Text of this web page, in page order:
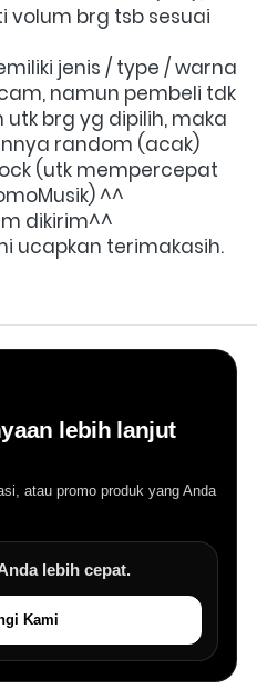
volum brg tsb sesuai
jenis / type / warna
namun pembeli tdk
brg yg dipilih, maka
random (acak)
(utk mempercepat
^^
dikirim^^
ucapkan terimakasih.
lebih lanjut
atau promo produk yang Anda
lebih cepat.
Kami